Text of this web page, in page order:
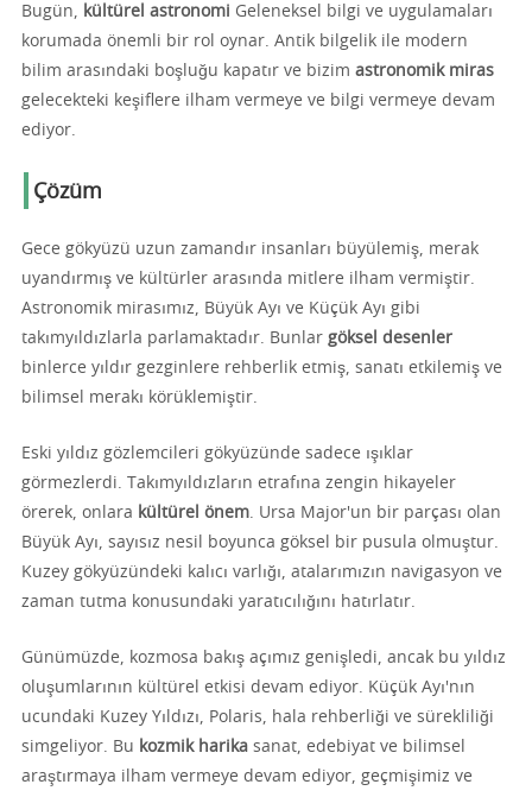
Bugün, kültürel astronomi Geleneksel bilgi ve uygulamaları
korumada önemli bir rol oynar. Antik bilgelik ile modern
bilim arasındaki boşluğu kapatır ve bizim astronomik miras
gelecekteki keşiflere ilham vermeye ve bilgi vermeye devam
ediyor.
Çözüm
Gece gökyüzü uzun zamandır insanları büyülemiş, merak
uyandırmış ve kültürler arasında mitlere ilham vermiştir.
Astronomik mirasımız, Büyük Ayı ve Küçük Ayı gibi
takımyıldızlarla parlamaktadır. Bunlar göksel desenler
binlerce yıldır gezginlere rehberlik etmiş, sanatı etkilemiş ve
bilimsel merakı körüklemiştir.
Eski yıldız gözlemcileri gökyüzünde sadece ışıklar
görmezlerdi. Takımyıldızların etrafına zengin hikayeler
örerek, onlara kültürel önem . Ursa Major'un bir parçası olan
Büyük Ayı, sayısız nesil boyunca göksel bir pusula olmuştur.
Kuzey gökyüzündeki kalıcı varlığı, atalarımızın navigasyon ve
zaman tutma konusundaki yaratıcılığını hatırlatır.
Günümüzde, kozmosa bakış açımız genişledi, ancak bu yıldız
oluşumlarının kültürel etkisi devam ediyor. Küçük Ayı'nın
ucundaki Kuzey Yıldızı, Polaris, hala rehberliği ve sürekliliği
simgeliyor. Bu kozmik harika sanat, edebiyat ve bilimsel
araştırmaya ilham vermeye devam ediyor, geçmişimiz ve